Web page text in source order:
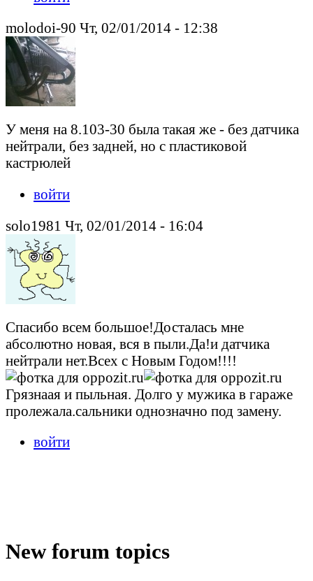
molodoi-90 Чт, 02/01/2014 - 12:38
У меня на 8.103-30 была такая же - без датчика
нейтрали, без задней, но с пластиковой
кастрюлей
войти
solo1981 Чт, 02/01/2014 - 16:04
Спасибо всем большое!Досталась мне
абсолютно новая, вся в пыли.Да!и датчика
нейтрали нет.Всех с Новым Годом!!!!
Грязнаая и пыльная. Долго у мужика в гараже
пролежала.сальники однозначно под замену.
войти
New forum topics